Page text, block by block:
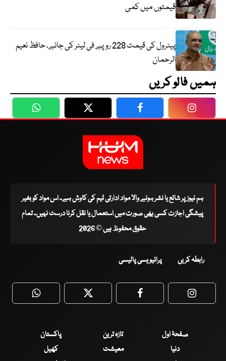
قیمتوں میں کمی
پیٹرول کی قیمت 228 روپے فی لیٹر کی جائے، حافظ نعیم
الرحمان
ہمیں فالو کریں
WhatsApp Twitter Facebook
ہم نیوز پر شائع یا نشر ہونے والا مواد ادارتی ٹیم کی کاوش ہے۔ اس مواد کو بغیر
پیشگی اجازت کسی بھی صورت میں استعمال یا نقل کرنا درست نہیں۔ تمام
حقوق محفوظ ہیں © 2026
رابطہ کریں پرائیویسی پالیسی
WhatsApp Twitter Facebook
صفحۂ اول تازہ ترین
پاکستان
دنیا
معیشت
کھیل